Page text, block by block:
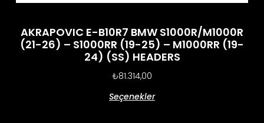
AKRAPOVIC E-B10R7 BMW S1000R/M1000R
(21-26) – S1000RR (19-25) – M1000RR (19-
24) (SS) HEADERS
₺81.314,00
Seçenekler